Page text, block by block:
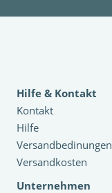
Hilfe & Kontakt
Kontakt
Hilfe
Versandbedinungen
Versandkosten
Unternehmen